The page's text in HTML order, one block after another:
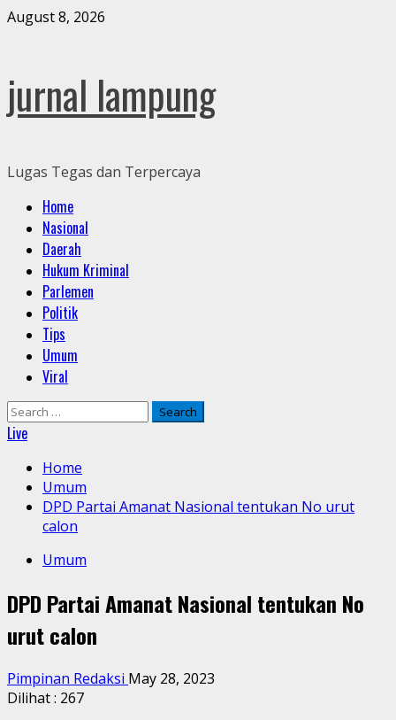
Skip
August 8, 2026
jurnal lampung
Lugas Tegas dan Terpercaya
Primary
Menu
Home
Nasional
Daerah
Hukum Kriminal
Parlemen
Politik
Tips
Umum
Viral
Search
for:
Live
Home
Umum
DPD Partai Amanat Nasional tentukan No urut
calon
Umum
DPD Partai Amanat Nasional tentukan No
urut calon
Pimpinan Redaksi May 28, 2023
Dilihat : 267